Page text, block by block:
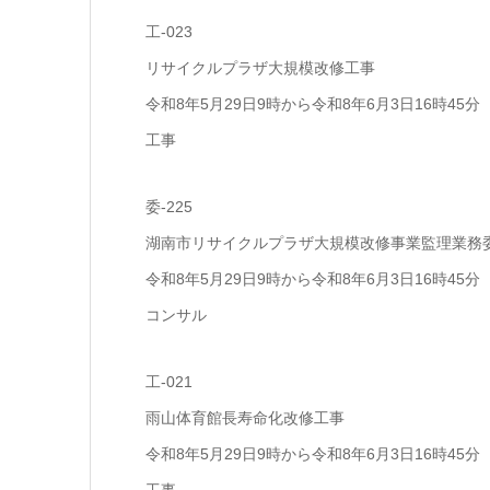
工-023
リサイクルプラザ大規模改修工事
令和8年5月29日9時から令和8年6月3日16時45分
工事
委-225
湖南市リサイクルプラザ大規模改修事業監理業務
令和8年5月29日9時から令和8年6月3日16時45分
コンサル
工-021
雨山体育館長寿命化改修工事
令和8年5月29日9時から令和8年6月3日16時45分